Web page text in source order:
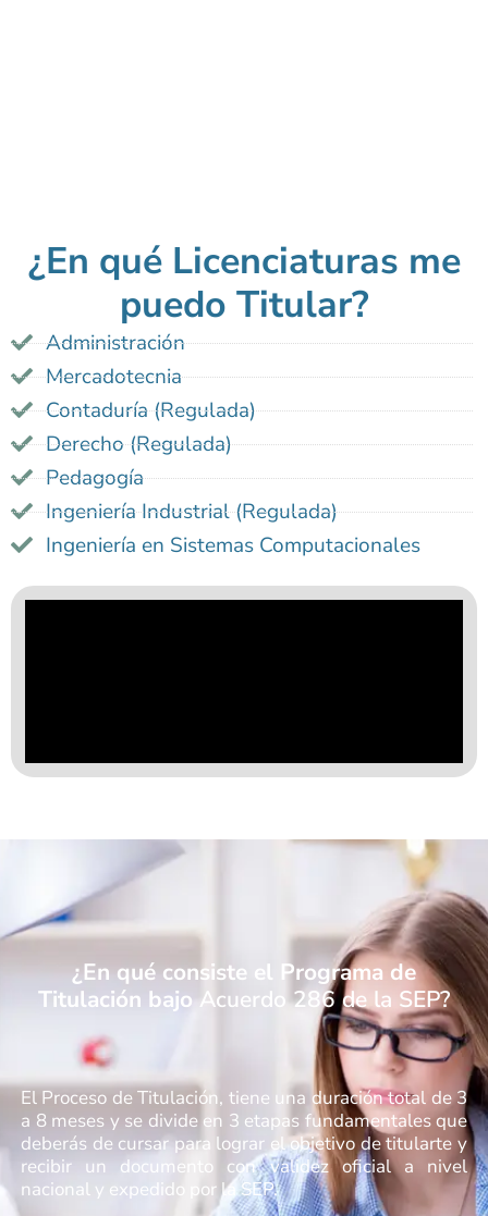
¿En qué Licenciaturas me
puedo Titular?
Administración
Mercadotecnia
Contaduría (Regulada)
Derecho (Regulada)
Pedagogía
Ingeniería Industrial (Regulada)
Ingeniería en Sistemas Computacionales
¿En qué consiste el Programa de
Titulación bajo Acuerdo 286 de la SEP?
El Proceso de Titulación, tiene una duración total de 3
a 8 meses y se divide en 3 etapas fundamentales que
deberás de cursar para lograr el objetivo de titularte y
recibir un documento con validez oficial a nivel
nacional y expedido por la SEP.